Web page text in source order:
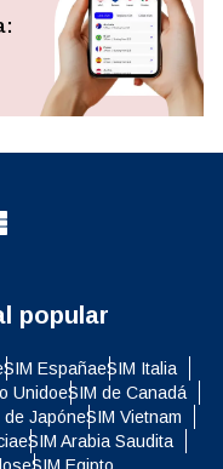
popular
EspañaeSIM Italia
UnidoeSIM de Canadá
de JapóneSIM Vietnam
eSIM Arabia Saudita